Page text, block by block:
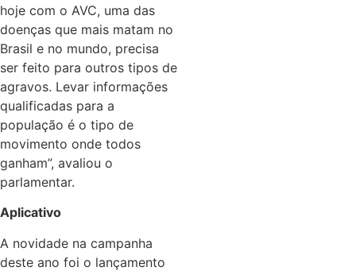
hoje com o AVC, uma das
doenças que mais matam no
Brasil e no mundo, precisa
ser feito para outros tipos de
agravos. Levar informações
qualificadas para a
população é o tipo de
movimento onde todos
ganham”, avaliou o
parlamentar.
Aplicativo
A novidade na campanha
deste ano foi o lançamento